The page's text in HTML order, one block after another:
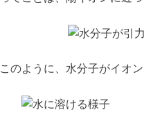
このように、水分子がイオ